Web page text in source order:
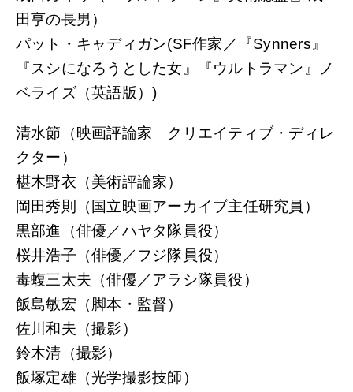
田亨の長男）
パット・キャディガン(SF作家／『Synners』
『スシになろうとした女』『ウルトラマン』ノ
ベライズ（英語版）)
清水節（映画評論家 クリエイティブ・ディレ
クター）
椹木野衣（美術評論家）
岡田秀則（国立映画アーカイブ主任研究員）
黒部進（俳優／ハヤタ隊員役）
桜井浩子（俳優／フジ隊員役）
毒蝮三太夫（俳優／アラシ隊員役）
飯島敏宏（脚本・監督）
佐川和夫（撮影）
鈴木清（撮影）
飯塚定雄（光学撮影技師）